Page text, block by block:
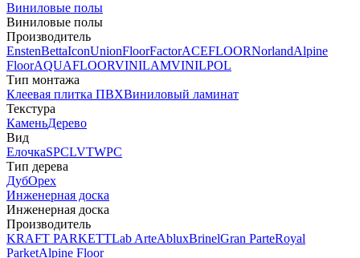
Виниловые полы
Виниловые полы
Производитель
EnstenBettaIconUnionFloorFactorACEFLOORNorlandAlpine
FloorAQUAFLOORVINILAMVINILPOL
Тип монтажа
Клеевая плитка ПВХВиниловый ламинат
Текстура
КаменьДерево
Вид
ЕлочкаSPCLVTWPC
Тип дерева
ДубОрех
Инженерная доска
Инженерная доска
Производитель
KRAFT PARKETTLab ArteAbluxBrinelGran ParteRoyal
ParketAlpine Floor